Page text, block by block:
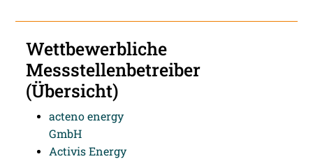
Wettbewerbliche
Messstellenbetreiber
(Übersicht)
acteno energy
GmbH
Activis Energy